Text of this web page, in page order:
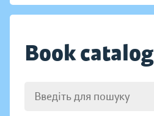
Book catalog